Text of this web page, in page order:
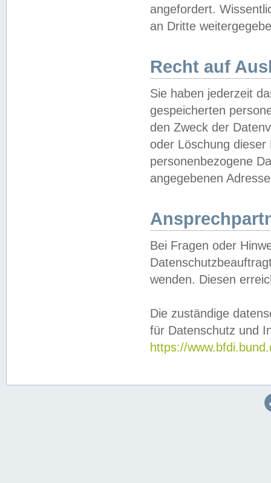
angefordert.
an Dritte
Recht auf
Sie haben jederzeit
gespeicherten
den Zweck der
oder Löschung
personenbezogene
angegebenen
Bei Fragen oder
wenden. Diesen
Die zuständige
für Datenschutz und
https://